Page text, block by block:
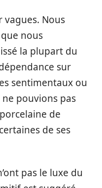
vagues. Nous
nous
la plupart du
sur
sentimentaux ou
pouvions pas
de
de ses
pas le luxe du